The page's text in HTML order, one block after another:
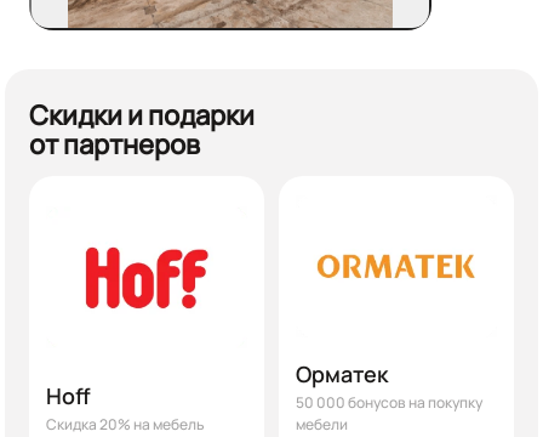
Скидки и подарки
от партнеров
Hoff
Скидка 20% на мебель
Орматек
50 000 бонусов на покупку
мебели